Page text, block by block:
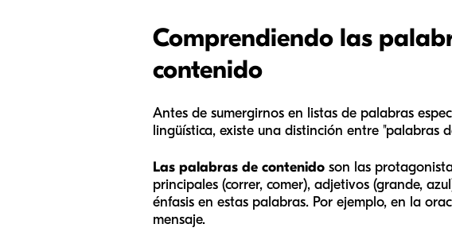
Comprendiendo las
contenido
Antes de sumergirnos en listas de palabras
lingüística, existe una distinción entre "palabras
Las palabras de contenido son las
principales (correr, comer), adjetivos (grande,
énfasis en estas palabras. Por ejemplo, en la
mensaje.